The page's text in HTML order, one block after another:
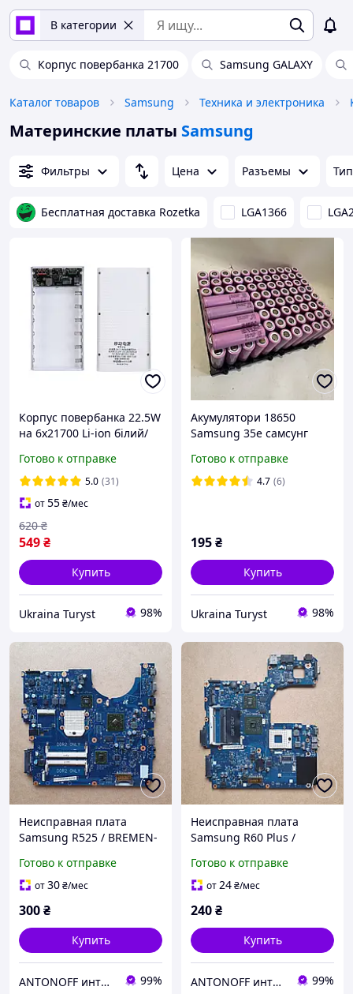
В категории
Корпус повербанка 21700 Samsung GALAXY
Каталог товаров Samsung Техника и электроника
Материнские платы Samsung
Фильтры Цена Разъемы
Бесплатная доставка Rozetka LGA1366
Корпус повербанка 22.5W
на 6х21700 Li-ion білий/
зарядкою (№216, PD3.0,
QC4.0)
Готово к отправке
5.0 (31)
от55₴/мес
549₴
620 ₴
Купить
Ukraina Turyst 98%
Акумулятори 18650
Samsung 35e самсунг
Готово к отправке
4.7 (6)
195₴
Купить
Ukraina Turyst 98%
Неисправная плата
Samsung R525 / BREMEN-
Готово к отправке
от30₴/мес
300₴
Купить
ANTONOFF интернет-магазин 99%
Неисправная плата
Samsung R60 Plus /
RS600ME M72-S для
ноутбука (на запчасти)
Готово к отправке
от24₴/мес
240₴
Купить
ANTONOFF интернет-магазин 99%